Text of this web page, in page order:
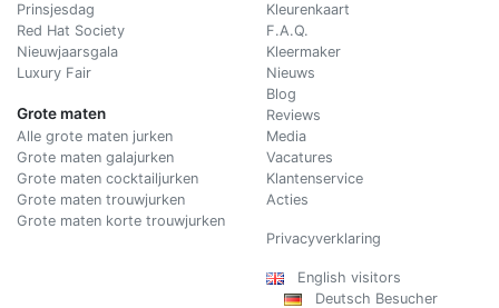
Prinsjesdag
Red Hat Society
Nieuwjaarsgala
Luxury Fair
Grote maten
Alle grote maten jurken
Grote maten galajurken
Grote maten cocktailjurken
Grote maten trouwjurken
Grote maten korte trouwjurken
Kleurenkaart
F.A.Q.
Kleermaker
Nieuws
Blog
Reviews
Media
Vacatures
Klantenservice
Acties
Privacyverklaring
English visitors
Deutsch Besucher